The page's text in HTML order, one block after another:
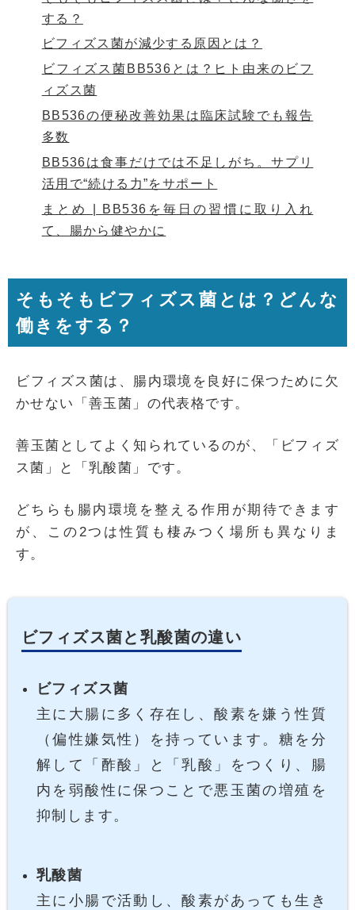
する？
ビフィズス菌が減少する原因とは？
ビフィズス菌BB536とは？ヒト由来のビフ
ィズス菌
BB536の便秘改善効果は臨床試験でも報告
多数
BB536は食事だけでは不足しがち。サプリ
活用で“続ける力”をサポート
まとめ | BB536を毎日の習慣に取り入れ
て、腸から健やかに
そもそもビフィズス菌とは？どんな
働きをする？
ビフィズス菌は、腸内環境を良好に保つために欠
かせない「善玉菌」の代表格です。
善玉菌としてよく知られているのが、「ビフィズ
ス菌」と「乳酸菌」です。
どちらも腸内環境を整える作用が期待できます
が、この2つは性質も棲みつく場所も異なりま
す。
ビフィズス菌と乳酸菌の違い
ビフィズス菌
主に大腸に多く存在し、酸素を嫌う性質
（偏性嫌気性）を持っています。糖を分
解して「酢酸」と「乳酸」をつくり、腸
内を弱酸性に保つことで悪玉菌の増殖を
抑制します。
乳酸菌
主に小腸で活動し、酸素があっても生き